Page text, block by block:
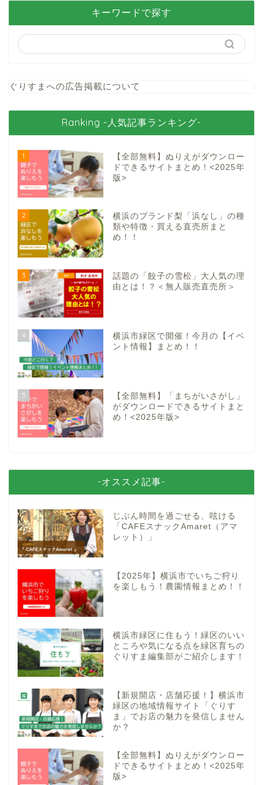
キーワードで探す
ぐりすまへの広告掲載について
Ranking -人気記事ランキング-
1
【全部無料】ぬりえがダウンロー
ドできるサイトまとめ！<2025年
版>
2
横浜のブランド梨「浜なし」の種
類や特徴・買える直売所まと
め！！
3
話題の「餃子の雪松」大人気の理
由とは！？＜無人販売直売所＞
4
横浜市緑区で開催！今月の【イベ
ント情報】まとめ！！
5
【全部無料】「まちがいさがし」
がダウンロードできるサイトまと
め！<2025年版>
-オススメ記事-
じぶん時間を過ごせる、呟ける
「CAFEスナックAmaret（アマ
レット）」
【2025年】横浜市でいちご狩り
を楽しもう！農園情報まとめ！！
横浜市緑区に住もう！緑区のいい
ところや気になる点を緑区育ちの
ぐりすま編集部がご紹介します！
【新規開店・店舗応援！】横浜市
緑区の地域情報サイト「ぐりす
ま」でお店の魅力を発信しません
か？
【全部無料】ぬりえがダウンロー
ドできるサイトまとめ！<2025年
版>